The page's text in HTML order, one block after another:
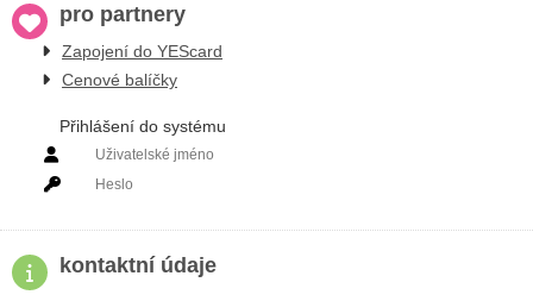
pro partnery
Zapojení do YEScard
Cenové balíčky
Přihlášení do systému
kontaktní údaje